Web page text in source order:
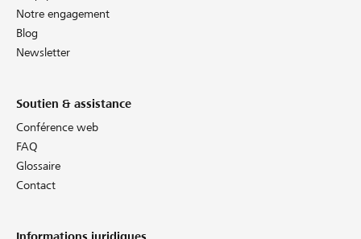
Notre engagement
Blog
Newsletter
Soutien & assistance
Conférence web
FAQ
Glossaire
Contact
Informations juridiques